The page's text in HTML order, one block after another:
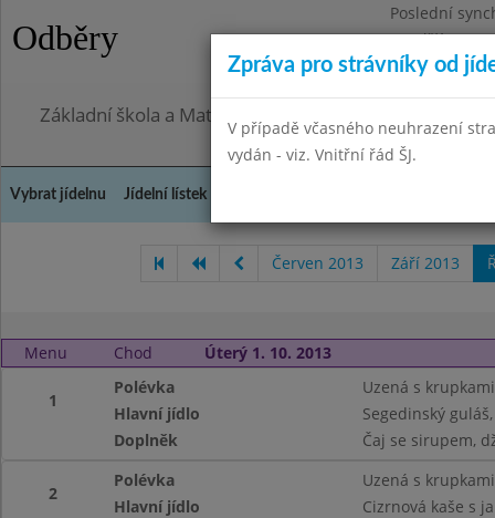
Odběry
Poslední
Pondělí
Omezení
Základní škola a Mateřská škola, Praha 4, Ohradní 49
Vybrat jídelnu Jídelní lístek
Červen 2013 Září 2013
Menu Chod Úterý 1. 10. 2013
1
Polévka
Uzená s krupkami
Hlavní jídlo
Segedinský
Doplněk
Čaj se sirupem,
2
Polévka
Uzená s krupkami
Hlavní jídlo
Cizrnová kaše s
Zpráva pro strávníky od
V případě včasného neuhrazení
vydán - viz. Vnitřní řád ŠJ.